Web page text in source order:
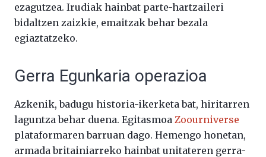
ezagutzea. Irudiak hainbat parte-hartzaileri
bidaltzen zaizkie, emaitzak behar bezala
egiaztatzeko.
Gerra Egunkaria operazioa
Azkenik, badugu historia-ikerketa bat, hiritarren
laguntza behar duena. Egitasmoa Zoourniverse
plataformaren barruan dago. Hemengo honetan,
armada britainiarreko hainbat unitateren gerra-